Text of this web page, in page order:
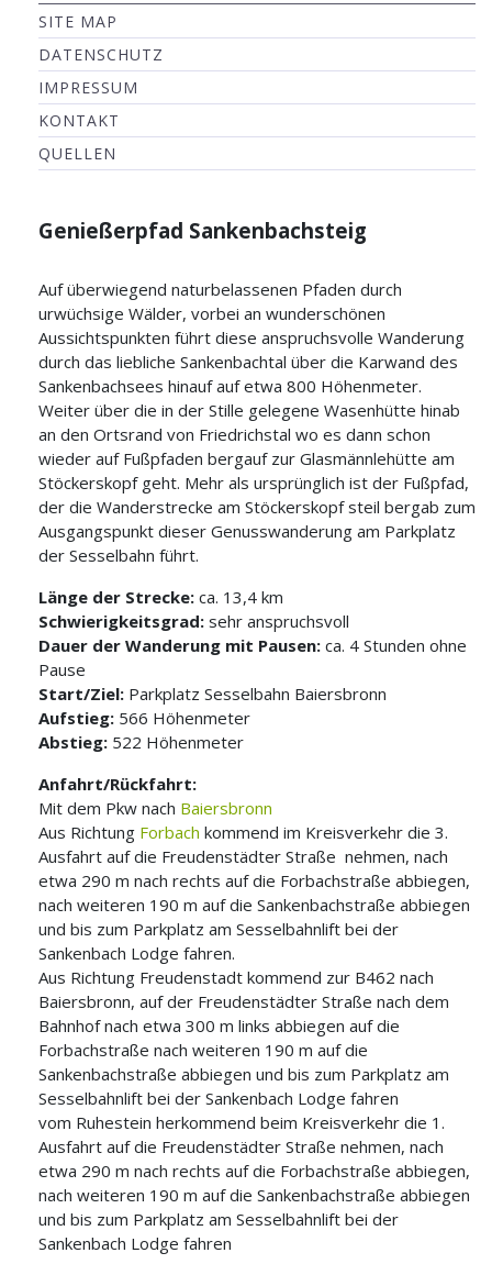
SITE MAP
DATENSCHUTZ
IMPRESSUM
KONTAKT
QUELLEN
Genießerpfad Sankenbachsteig
Auf überwiegend naturbelassenen Pfaden durch
urwüchsige Wälder, vorbei an wunderschönen
Aussichtspunkten führt diese anspruchsvolle Wanderung
durch das liebliche Sankenbachtal über die Karwand des
Sankenbachsees hinauf auf etwa 800 Höhenmeter.
Weiter über die in der Stille gelegene Wasenhütte hinab
an den Ortsrand von Friedrichstal wo es dann schon
wieder auf Fußpfaden bergauf zur Glasmännlehütte am
Stöckerskopf geht. Mehr als ursprünglich ist der Fußpfad,
der die Wanderstrecke am Stöckerskopf steil bergab zum
Ausgangspunkt dieser Genusswanderung am Parkplatz
der Sesselbahn führt.
Länge der Strecke: ca. 13,4 km
Schwierigkeitsgrad: sehr anspruchsvoll
Dauer der Wanderung mit Pausen: ca. 4 Stunden ohne
Pause
Start/Ziel: Parkplatz Sesselbahn Baiersbronn
Aufstieg: 566 Höhenmeter
Abstieg: 522 Höhenmeter
Anfahrt/Rückfahrt:
Mit dem Pkw nach Baiersbronn
Aus Richtung Forbach kommend im Kreisverkehr die 3.
Ausfahrt auf die Freudenstädter Straße nehmen, nach
etwa 290 m nach rechts auf die Forbachstraße abbiegen,
nach weiteren 190 m auf die Sankenbachstraße abbiegen
und bis zum Parkplatz am Sesselbahnlift bei der
Sankenbach Lodge fahren.
Aus Richtung Freudenstadt kommend zur B462 nach
Baiersbronn, auf der Freudenstädter Straße nach dem
Bahnhof nach etwa 300 m links abbiegen auf die
Forbachstraße nach weiteren 190 m auf die
Sankenbachstraße abbiegen und bis zum Parkplatz am
Sesselbahnlift bei der Sankenbach Lodge fahren
vom Ruhestein herkommend beim Kreisverkehr die 1.
Ausfahrt auf die Freudenstädter Straße nehmen, nach
etwa 290 m nach rechts auf die Forbachstraße abbiegen,
nach weiteren 190 m auf die Sankenbachstraße abbiegen
und bis zum Parkplatz am Sesselbahnlift bei der
Sankenbach Lodge fahren